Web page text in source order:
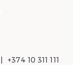
+374 10 311 111